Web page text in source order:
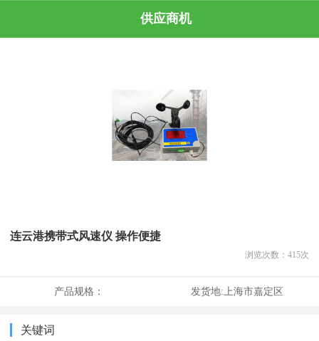
供应商机
连云港携带式风速仪 操作便捷
浏览次数： 415次
产品规格： 发货地:上海市嘉定区
关键词